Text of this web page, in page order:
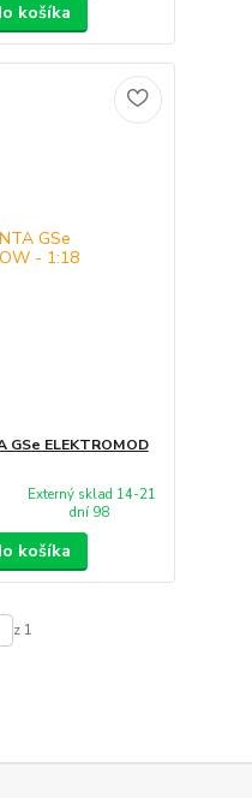
košíka
ELEKTROMOD
Externý sklad 14-21
dní 98
košíka
z 1